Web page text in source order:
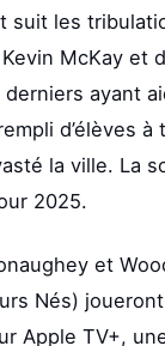
suit les
McKay et
ayant
d’élèves à
la ville. La
2025.
et
Nés)
Apple TV+,